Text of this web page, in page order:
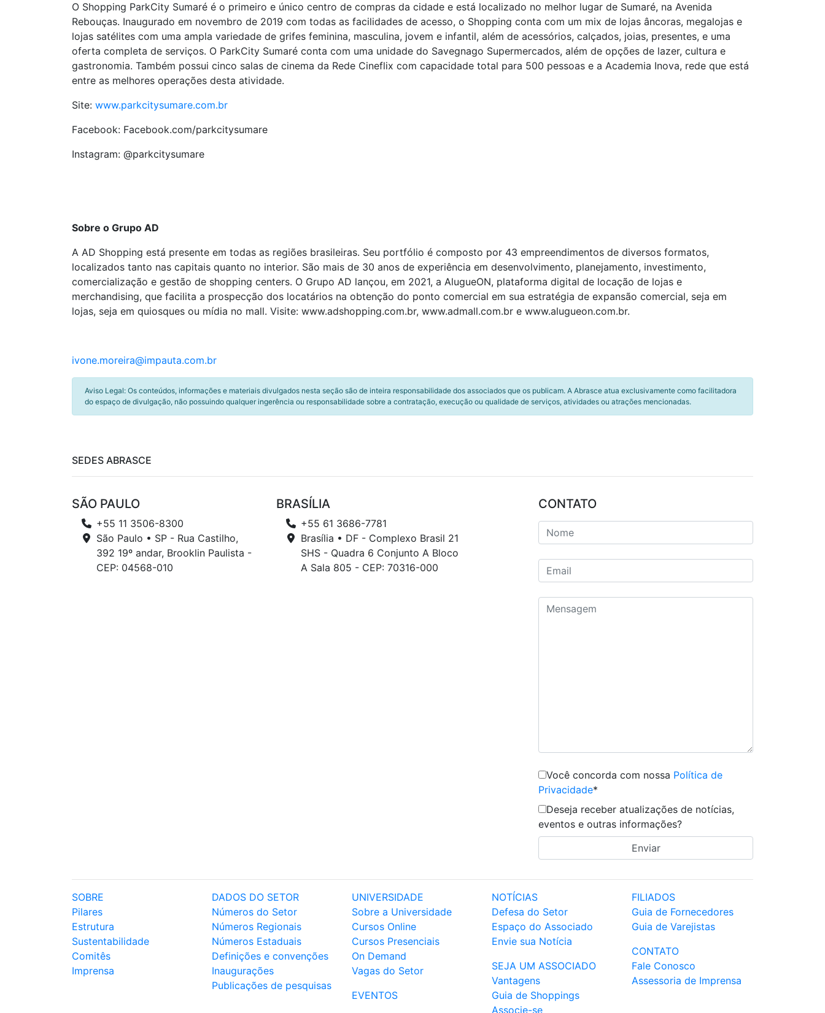
O Shopping ParkCity Sumaré é o primeiro e único centro de compras da cidade e está localizado no melhor lugar de Sumaré, na Avenida
Rebouças. Inaugurado em novembro de 2019 com todas as facilidades de acesso, o Shopping conta com um mix de lojas âncoras, megalojas e
lojas satélites com uma ampla variedade de grifes feminina, masculina, jovem e infantil, além de acessórios, calçados, joias, presentes, e uma
oferta completa de serviços. O ParkCity Sumaré conta com uma unidade do Savegnago Supermercados, além de opções de lazer, cultura e
gastronomia. Também possui cinco salas de cinema da Rede Cineflix com capacidade total para 500 pessoas e a Academia Inova, rede que está
entre as melhores operações desta atividade.
Site: www.parkcitysumare.com.br
Facebook: Facebook.com/parkcitysumare
Instagram: @parkcitysumare
Sobre o Grupo AD
A AD Shopping está presente em todas as regiões brasileiras. Seu portfólio é composto por 43 empreendimentos de diversos formatos,
localizados tanto nas capitais quanto no interior. São mais de 30 anos de experiência em desenvolvimento, planejamento, investimento,
comercialização e gestão de shopping centers. O Grupo AD lançou, em 2021, a AlugueON, plataforma digital de locação de lojas e
merchandising, que facilita a prospecção dos locatários na obtenção do ponto comercial em sua estratégia de expansão comercial, seja em
lojas, seja em quiosques ou mídia no mall. Visite: www.adshopping.com.br, www.admall.com.br e www.alugueon.com.br.
ivone.moreira@impauta.com.br
Aviso Legal: Os conteúdos, informações e materiais divulgados nesta seção são de inteira responsabilidade dos associados que os publicam. A Abrasce atua exclusivamente como facilitadora
do espaço de divulgação, não possuindo qualquer ingerência ou responsabilidade sobre a contratação, execução ou qualidade de serviços, atividades ou atrações mencionadas.
SEDES ABRASCE
SÃO PAULO
+55 11 3506-8300
São Paulo • SP - Rua Castilho,
392 19º andar, Brooklin Paulista -
CEP: 04568-010
BRASÍLIA
+55 61 3686-7781
Brasília • DF - Complexo Brasil 21
SHS - Quadra 6 Conjunto A Bloco
A Sala 805 - CEP: 70316-000
CONTATO
Você concorda com nossa Política de
Privacidade*
Deseja receber atualizações de notícias,
eventos e outras informações?
SOBRE
Pilares
Estrutura
Sustentabilidade
Comitês
Imprensa
DADOS DO SETOR
Números do Setor
Números Regionais
Números Estaduais
Definições e convenções
Inaugurações
Publicações de pesquisas
UNIVERSIDADE
Sobre a Universidade
Cursos Online
Cursos Presenciais
On Demand
Vagas do Setor
EVENTOS
NOTÍCIAS
Defesa do Setor
Espaço do Associado
Envie sua Notícia
SEJA UM ASSOCIADO
Vantagens
Guia de Shoppings
Associe-se
FILIADOS
Guia de Fornecedores
Guia de Varejistas
CONTATO
Fale Conosco
Assessoria de Imprensa